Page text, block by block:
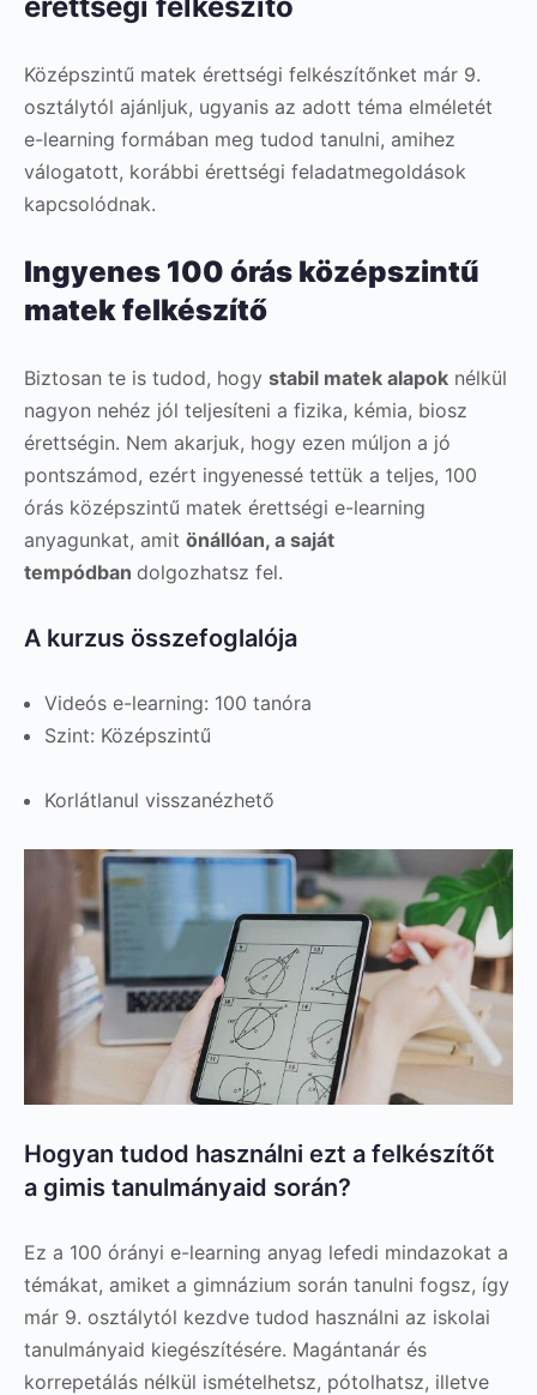
Középszintű matek érettségi felkészítőnket már 9.
osztálytól ajánljuk, ugyanis az adott téma elméletét
e-learning formában meg tudod tanulni, amihez
válogatott, korábbi érettségi feladatmegoldások
kapcsolódnak.
Ingyenes 100 órás középszintű
matek felkészítő
Biztosan te is tudod, hogy stabil matek alapok nélkül
nagyon nehéz jól teljesíteni a fizika, kémia, biosz
érettségin. Nem akarjuk, hogy ezen múljon a jó
pontszámod, ezért ingyenessé tettük a teljes, 100
órás középszintű matek érettségi e-learning
anyagunkat, amit önállóan, a saját
tempódban dolgozhatsz fel.
A kurzus összefoglalója
Videós e-learning: 100 tanóra
Szint: Középszintű
Korlátlanul visszanézhető
Hogyan tudod használni ezt a felkészítőt
a gimis tanulmányaid során?
Ez a 100 órányi e-learning anyag lefedi mindazokat a
témákat, amiket a gimnázium során tanulni fogsz, így
már 9. osztálytól kezdve tudod használni az iskolai
tanulmányaid kiegészítésére. Magántanár és
korrepetálás nélkül ismételhetsz, pótolhatsz, illetve